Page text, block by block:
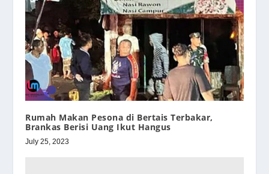
Rumah Makan Pesona di Bertais Terbakar,
Brankas Berisi Uang Ikut Hangus
July 25, 2023